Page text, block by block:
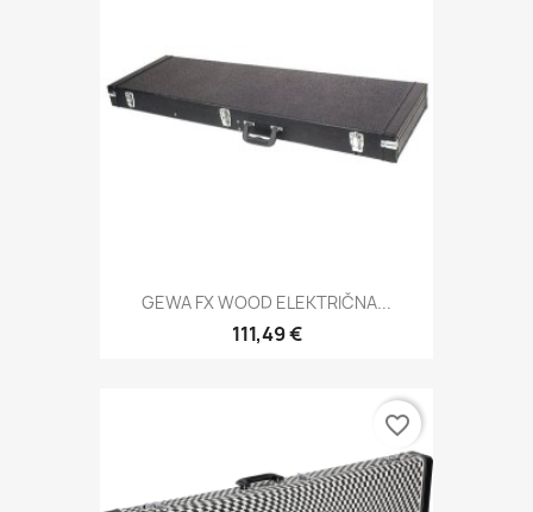
GEWA FX WOOD ELEKTRIČNA...
111,49 €
favorite_border